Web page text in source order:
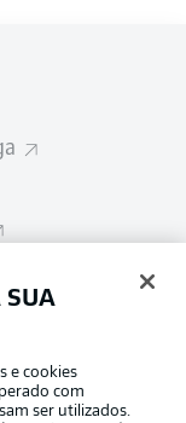
visualização
SUA
e cookies
com
ser utilizados.